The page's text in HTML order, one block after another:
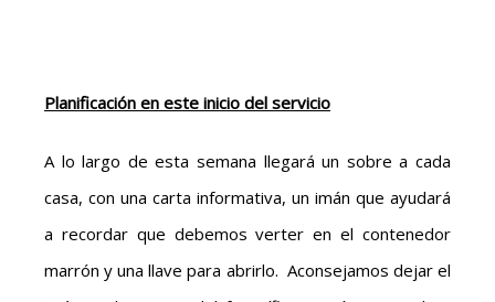
Planificación en este inicio del servicio
A lo largo de esta semana llegará un sobre a cada
casa, con una carta informativa, un imán que ayudará
a recordar que debemos verter en el contenedor
marrón y una llave para abrirlo. Aconsejamos dejar el